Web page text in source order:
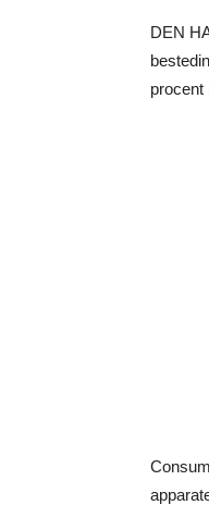
DEN
procent